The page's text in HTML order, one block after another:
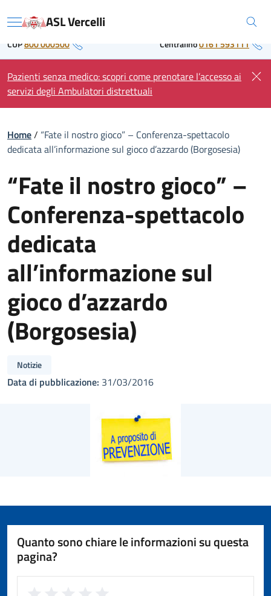
to Regione Piemonte
Menu ASL Vercelli
CUP800 000500 Centralino0161 593111
Pazienti senza medico: scopri come prenotare l’accesso ai
servizi degli Ambulatori distrettuali
Home/ “Fate il nostro gioco” – Conferenza-spettacolo
dedicata all’informazione sul gioco d’azzardo (Borgosesia)
“Fate il nostro gioco” –
Conferenza-spettacolo
dedicata
all’informazione sul
gioco d’azzardo
(Borgosesia)
Notizie
Data di pubblicazione: 31/03/2016
Quanto sono chiare le informazioni su questa
pagina?